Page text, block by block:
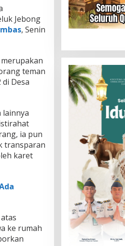
Jebong
, Senin
teman
Desa
lainnya
ia pun
transparan
karet
ke rumah